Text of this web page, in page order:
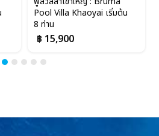
Pool Villa Khaoyai เริ่มต้น
8 ท่าน
฿ 15,900